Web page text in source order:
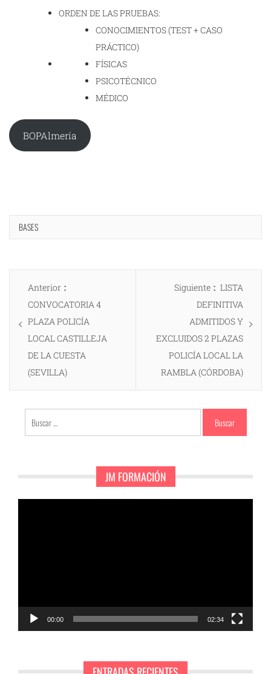
ORDEN DE LAS PRUEBAS:
CONOCIMIENTOS (TEST + CASO
PRÁCTICO)
FÍSICAS
PSICOTÉCNICO
MÉDICO
BOPAlmería
BASES
Navegación
entradas
Anterior
anterior:
CONVOCATORIA 4
PLAZA POLICÍA
LOCAL CASTILLEJA
DE LA CUESTA
(SEVILLA)
Siguiente
Entrada
siguiente:
LISTA
DEFINITIVA
ADMITIDOS Y
EXCLUIDOS 2 PLAZAS
POLICÍA LOCAL LA
RAMBLA (CÓRDOBA)
Buscar:
JM FORMACIÓN
00:00 02:34